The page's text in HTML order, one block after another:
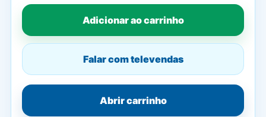
Adicionar ao carrinho
Falar com televendas
Abrir carrinho